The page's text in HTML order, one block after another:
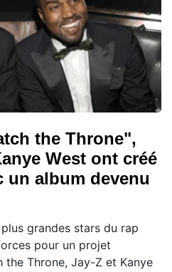
the Throne",
West ont créé
un album devenu
grandes stars du rap
pour un projet
the Throne, Jay-Z et Kanye